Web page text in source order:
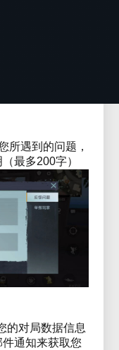
所遇到的问题，
最多200字）
的对局数据信息
通知来获取您